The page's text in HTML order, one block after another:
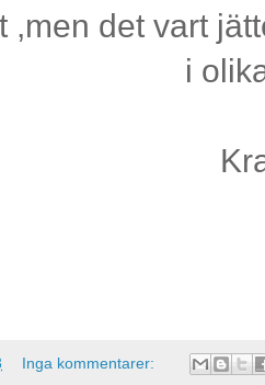
,men det vart
i
Inga kommentarer: